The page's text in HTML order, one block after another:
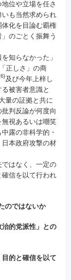
位や立場を任さ
も当然求められ
化を目論む覇権
のごとく振舞う
知らなかった」
正しさ」の商
及び今年上梓し
被害者意識と
量の証拠と共に
判反論が何度向
視あるいは嘲笑
露の非科学的・
本政府攻撃の材
はなく、一定の
信を以て行われ
のではないか
的党派性」との
的と確信を以て